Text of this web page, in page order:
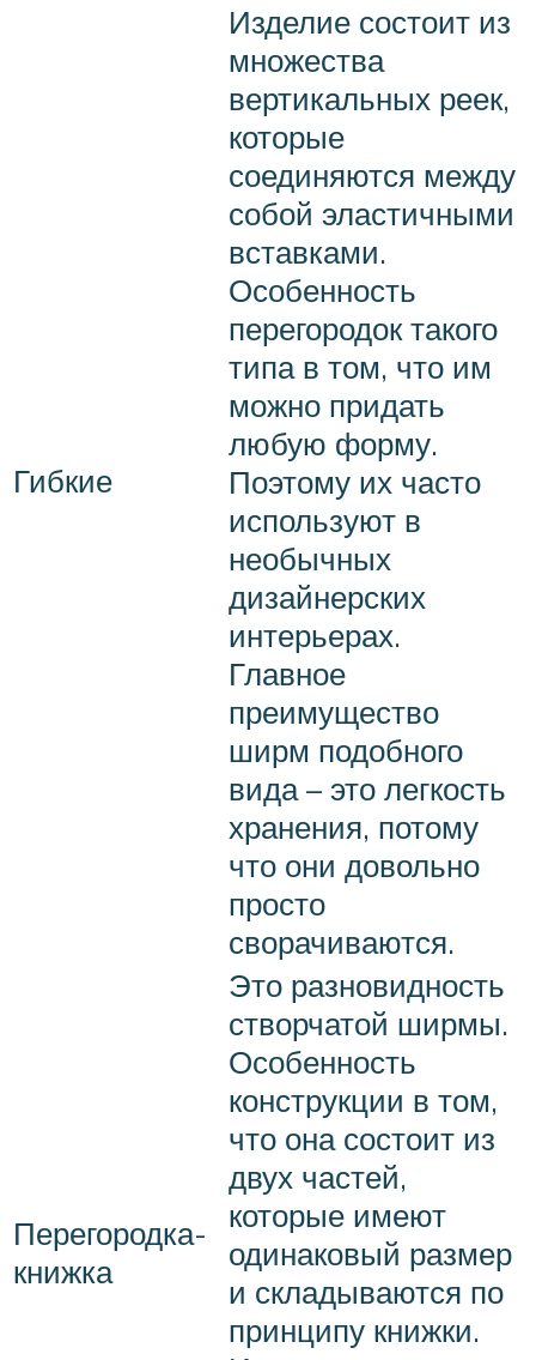
Гибкие
Изделие состоит из
множества
вертикальных реек,
которые
соединяются между
собой эластичными
вставками.
Особенность
перегородок такого
типа в том, что им
можно придать
любую форму.
Поэтому их часто
используют в
необычных
дизайнерских
интерьерах.
Главное
преимущество
ширм подобного
вида – это легкость
хранения, потому
что они довольно
просто
сворачиваются.
Перегородка-
книжка
Это разновидность
створчатой ширмы.
Особенность
конструкции в том,
что она состоит из
двух частей,
которые имеют
одинаковый размер
и складываются по
принципу книжки.